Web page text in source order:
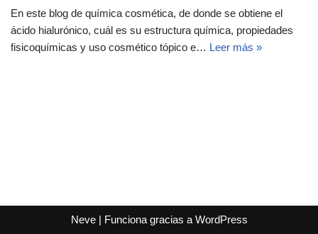
En este blog de química cosmética, de donde se obtiene el
ácido hialurónico, cuál es su estructura química, propiedades
fisicoquímicas y uso cosmético tópico e… Leer más »
Neve| Funciona gracias a WordPress